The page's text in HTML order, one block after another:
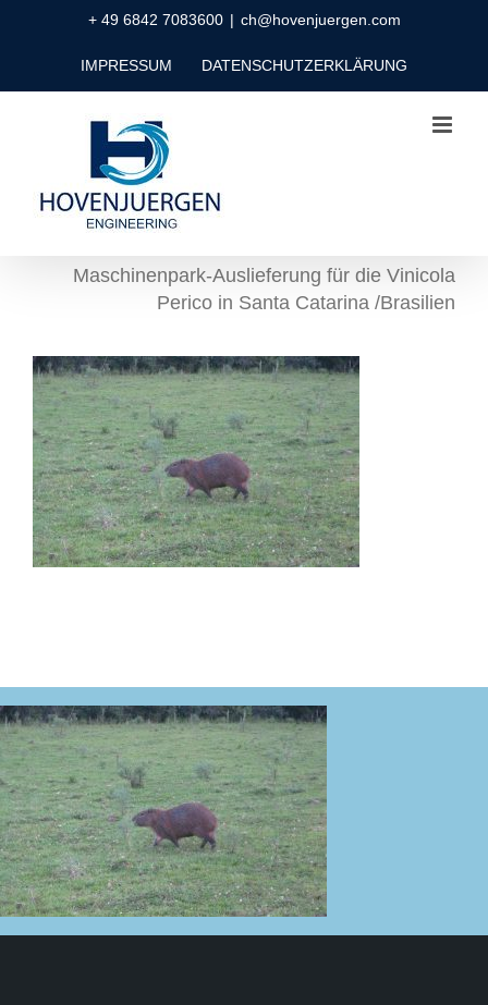
+ 49 6842 7083600 | ch@hovenjuergen.com
IMPRESSUM DATENSCHUTZERKLÄRUNG
Maschinenpark-Auslieferung für die Vinicola
Perico in Santa Catarina /Brasilien